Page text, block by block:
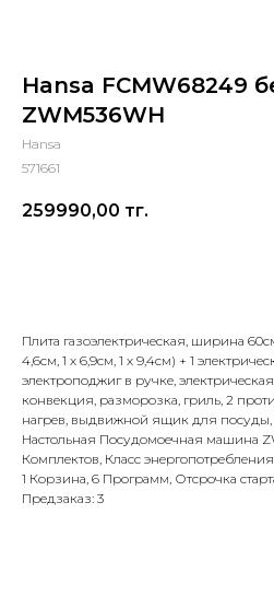
Hansa FCMW68249
ZWM536WH
Hansa
571661
259990,00 тг.
Плита газоэлектрическая, ширина
4,6см, 1 х 6,9см, 1 х 9,4см) + 1
электроподжиг в ручке,
конвекция, разморозка, гриль, 2
нагрев, выдвижной ящик для посуды,
Настольная Посудомоечная машина
Комплектов, Класс
1 Корзина, 6 Программ, Отсрочка
Предзаказ: 3